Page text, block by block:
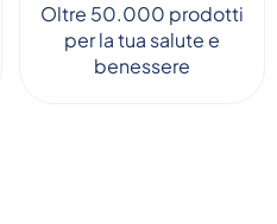
Oltre 50.000 prodotti
per la tua salute e
benessere